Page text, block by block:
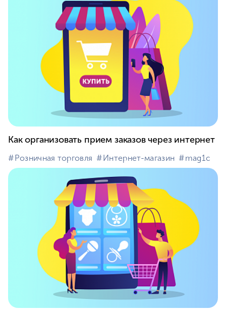
Как организовать прием заказов через интернет
#⁣Розничная торговля #⁣Интернет-магазин #⁣mag1c